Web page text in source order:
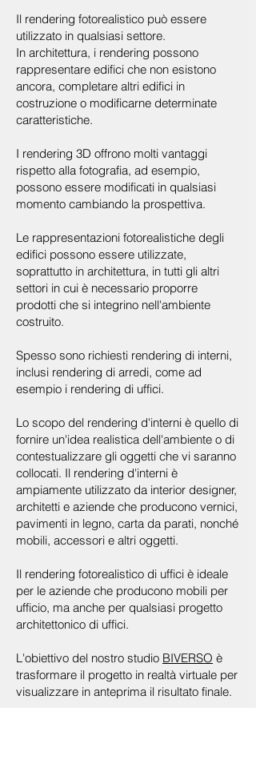
Il rendering fotorealistico può essere
utilizzato in qualsiasi settore.
In architettura, i rendering possono
rappresentare edifici che non esistono
ancora, completare altri edifici in
costruzione o modificarne determinate
caratteristiche.
I rendering 3D offrono molti vantaggi
rispetto alla fotografia, ad esempio,
possono essere modificati in qualsiasi
momento cambiando la prospettiva.
Le rappresentazioni fotorealistiche degli
edifici possono essere utilizzate,
soprattutto in architettura, in tutti gli altri
settori in cui è necessario proporre
prodotti che si integrino nell'ambiente
costruito.
Spesso sono richiesti rendering di interni,
inclusi rendering di arredi, come ad
esempio i rendering di uffici.
Lo scopo del rendering d'interni è quello di
fornire un'idea realistica dell'ambiente o di
contestualizzare gli oggetti che vi saranno
collocati. Il rendering d'interni è
ampiamente utilizzato da interior designer,
architetti e aziende che producono vernici,
pavimenti in legno, carta da parati, nonché
mobili, accessori e altri oggetti.
Il rendering fotorealistico di uffici è ideale
per le aziende che producono mobili per
ufficio, ma anche per qualsiasi progetto
architettonico di uffici.
L'obiettivo del nostro studio BIVERSO è
trasformare il progetto in realtà virtuale per
visualizzare in anteprima il risultato finale.